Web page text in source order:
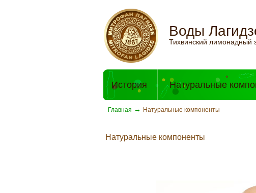
Воды
Тихвинский лимонадный
История Натуральные
Главная → Натуральные компоненты
Натуральные компоненты